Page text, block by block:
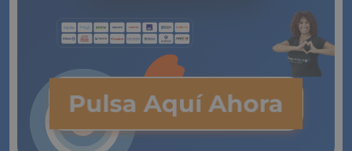
Pulsa Aquí Ahora